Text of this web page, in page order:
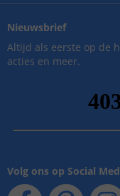
Nieuwsbrief
Altijd als eerste op de
acties en meer.
Volg ons op Social